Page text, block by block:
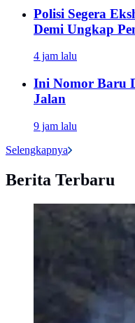
Polisi Segera
Demi Ungkap
4 jam lalu
Ini Nomor Baru
Jalan
9 jam lalu
Selengkapnya
Berita Terbaru